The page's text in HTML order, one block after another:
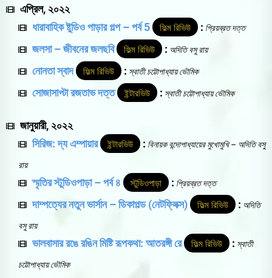
এপ্রিল, ২০২২
ধারাবাহিক ষ্টুডিও পাড়ার গল্প – পর্ব 5
ফিল্ম রিভিউ : প্রিয়ব্রত দত্ত
জলসা – জীবনের জলছবি ফিল্ম রিভিউ : অদিতি বসু রায়
নোনতা স্বাদ ফিল্ম রিভিউ : স্বাতী চট্টোপাধ্যায় ভৌমিক
সোজাসাপ্টা রজতাভ দত্ত ইন্টারভিউ : স্বাতী চট্টোপাধ্যায় ভৌমিক
জানুয়ারী, ২০২২
সিরিজ: দ্য এম্পায়ার
ইন্টারভিউ : বিনায়ক বন্দোপাধ্যায়ের মুখোমুখি – অদিতি বসু
রায়
স্মৃতির স্টুডিওপাড়া – পর্ব ৪ স্টুডিওপাড়া : প্রিয়ব্রত দত্ত
দাম্পত্যের নতুন ভার্সান – ডিকাপল্ড (নেটফ্লিক্স) ফিল্ম রিভিউ : অদিতি
বসু রায়
ভালবাসার রঙে রঙিন মিষ্টি রূপকথা: আতরঙ্গী রে ফিল্ম রিভিউ : স্বাতী
চট্টোপাধ্যায় ভৌমিক